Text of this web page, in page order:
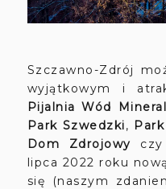
Szczawno-Zdrój
wyjątkowym i
Pijalnia Wód
Park Szwedzki,
Dom Zdrojowy czy
lipca 2022 roku
się (naszym